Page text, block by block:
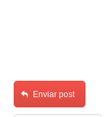
Enviar post